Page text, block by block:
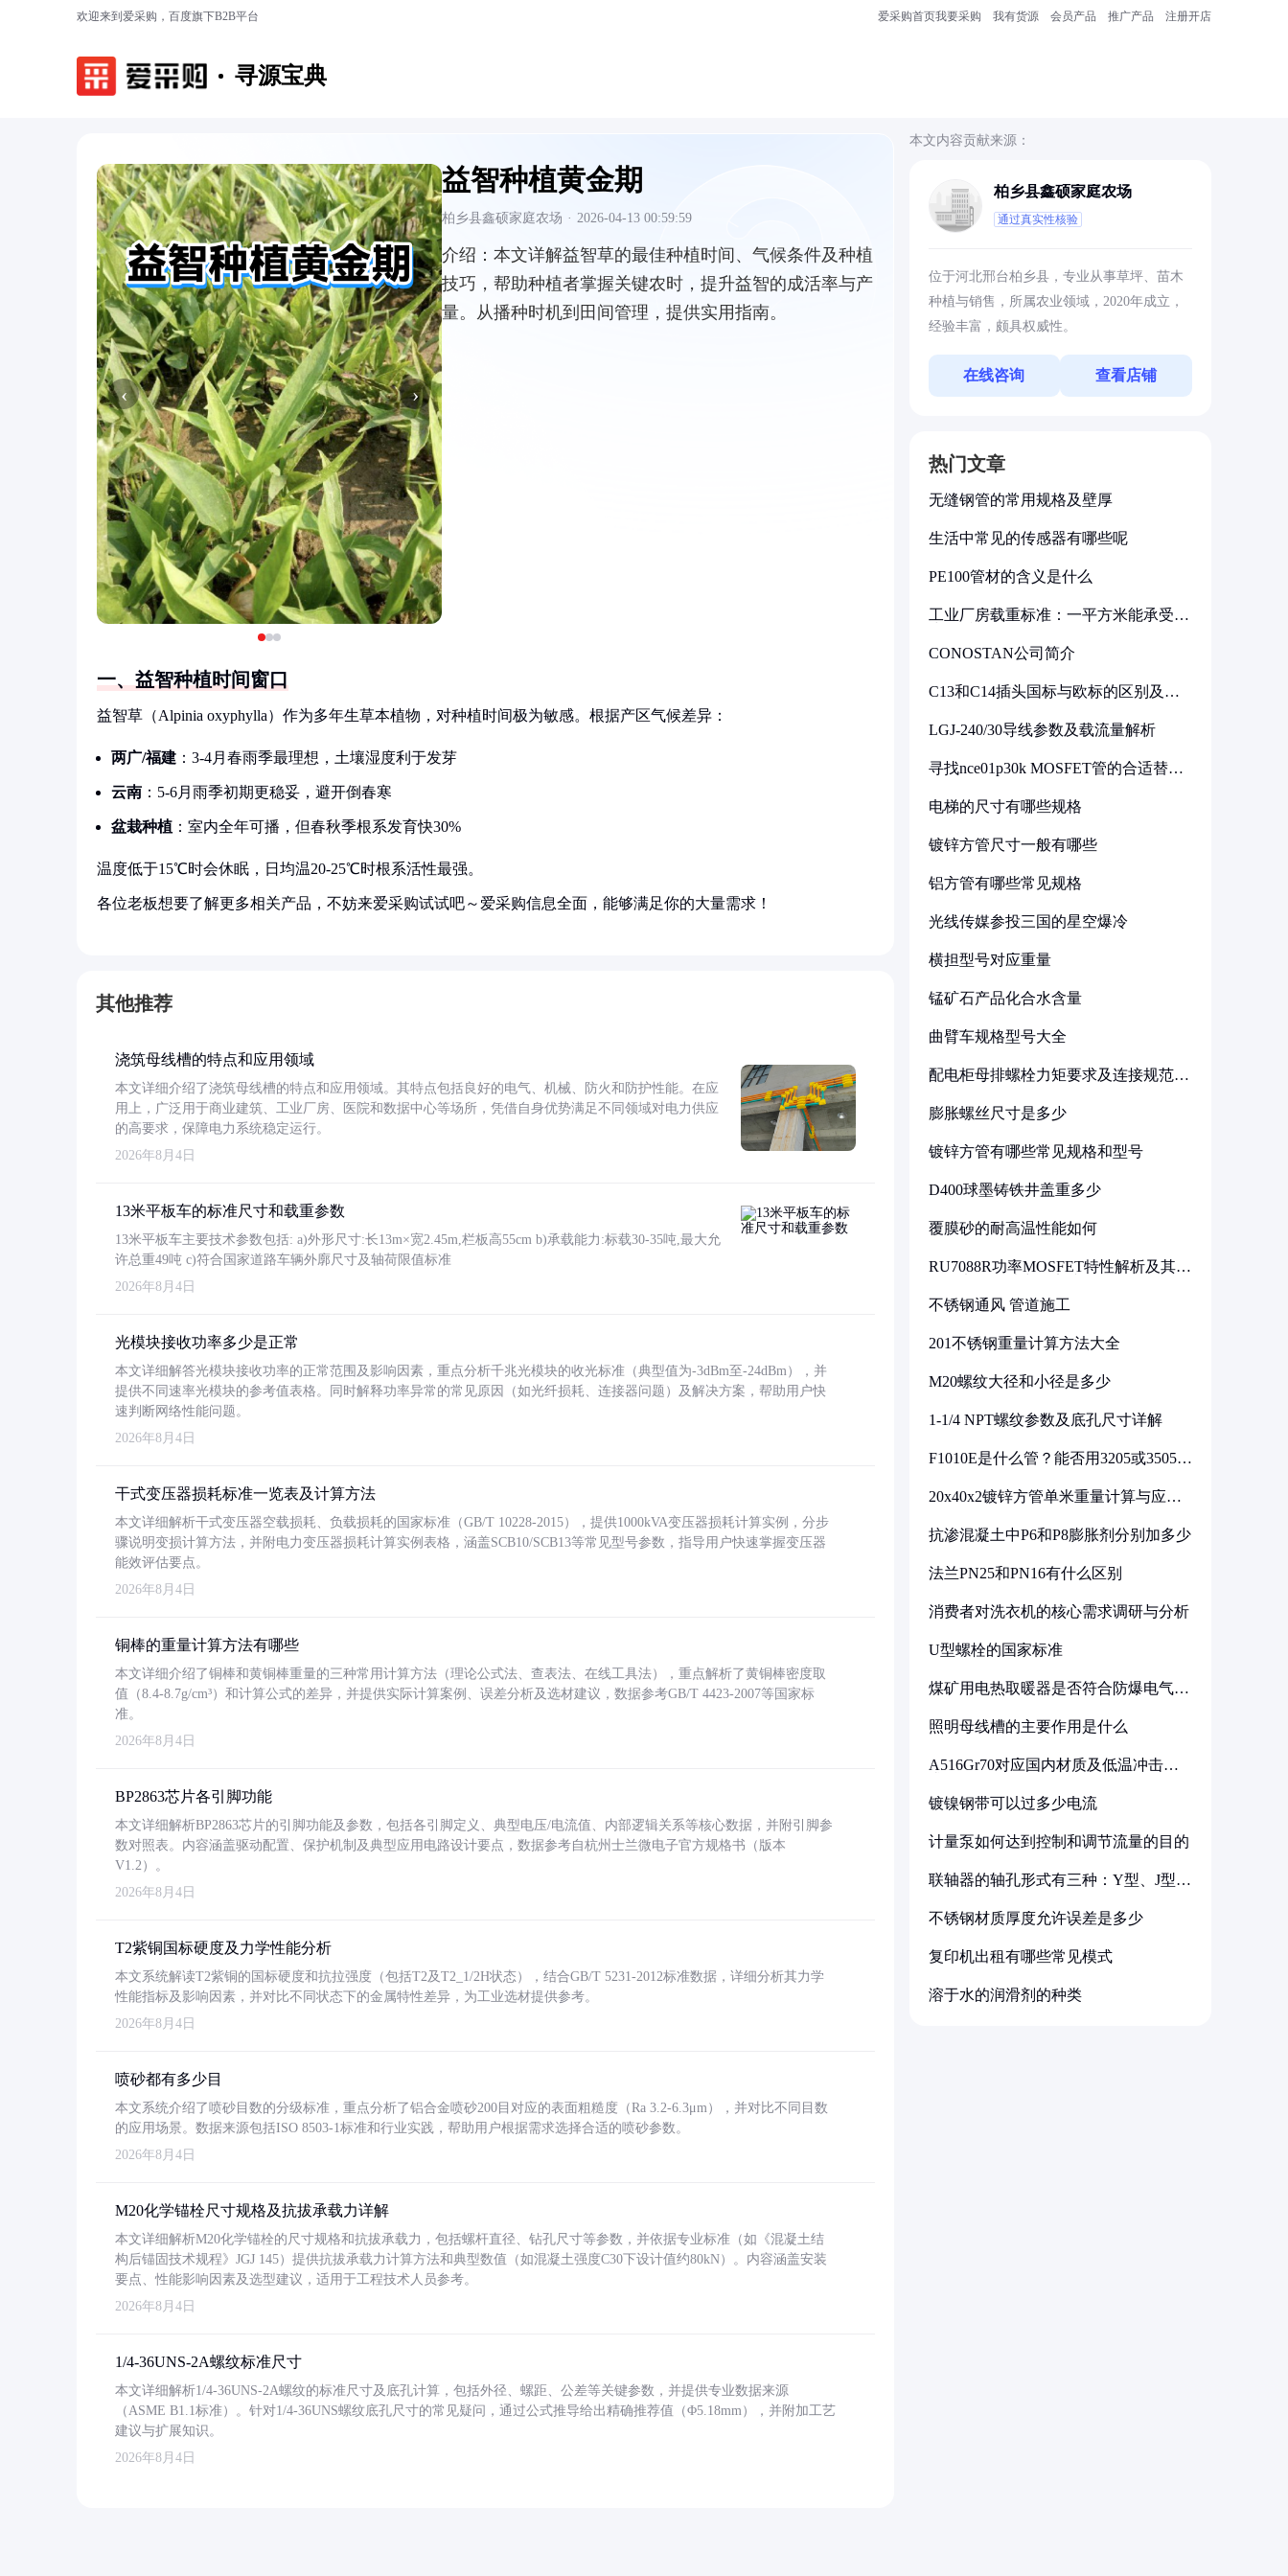
欢迎来到爱采购，百度旗下B2B平台 爱采购首页我要采购 我有货源 会员产品 推广产品 注册开店
寻源宝典
‹ ›
益智种植黄金期
柏乡县鑫硕家庭农场 · 2026-04-13 00:59:59
介绍： 本文详解益智草的最佳种植时间、气候条件及种植
技巧，帮助种植者掌握关键农时，提升益智的成活率与产
量。从播种时机到田间管理，提供实用指南。
一、益智种植时间窗口
益智草（Alpinia oxyphylla）作为多年生草本植物，对种植时间极为敏感。根据产区气候差异：
两广/福建 ：3-4月春雨季最理想，土壤湿度利于发芽
云南 ：5-6月雨季初期更稳妥，避开倒春寒
盆栽种植 ：室内全年可播，但春秋季根系发育快30%
温度低于15℃时会休眠，日均温20-25℃时根系活性最强。
各位老板想要了解更多相关产品，不妨来爱采购试试吧～爱采购信息全面，能够满足你的大量需求！
其他推荐
浇筑母线槽的特点和应用领域
本文详细介绍了浇筑母线槽的特点和应用领域。其特点包括良好的电气、机械、防火和防护性能。在应
用上，广泛用于商业建筑、工业厂房、医院和数据中心等场所，凭借自身优势满足不同领域对电力供应
的高要求，保障电力系统稳定运行。
2026年8月4日
13米平板车的标准尺寸和载重参数
13米平板车主要技术参数包括: a)外形尺寸:长13m×宽2.45m,栏板高55cm b)承载能力:标载30-35吨,最大允
许总重49吨 c)符合国家道路车辆外廓尺寸及轴荷限值标准
2026年8月4日
光模块接收功率多少是正常
本文详细解答光模块接收功率的正常范围及影响因素，重点分析千兆光模块的收光标准（典型值为-3dBm至-24dBm），并
提供不同速率光模块的参考值表格。同时解释功率异常的常见原因（如光纤损耗、连接器问题）及解决方案，帮助用户快
速判断网络性能问题。
2026年8月4日
干式变压器损耗标准一览表及计算方法
本文详细解析干式变压器空载损耗、负载损耗的国家标准（GB/T 10228-2015），提供1000kVA变压器损耗计算实例，分步
骤说明变损计算方法，并附电力变压器损耗计算实例表格，涵盖SCB10/SCB13等常见型号参数，指导用户快速掌握变压器
能效评估要点。
2026年8月4日
铜棒的重量计算方法有哪些
本文详细介绍了铜棒和黄铜棒重量的三种常用计算方法（理论公式法、查表法、在线工具法），重点解析了黄铜棒密度取
值（8.4-8.7g/cm³）和计算公式的差异，并提供实际计算案例、误差分析及选材建议，数据参考GB/T 4423-2007等国家标
准。
2026年8月4日
BP2863芯片各引脚功能
本文详细解析BP2863芯片的引脚功能及参数，包括各引脚定义、典型电压/电流值、内部逻辑关系等核心数据，并附引脚参
数对照表。内容涵盖驱动配置、保护机制及典型应用电路设计要点，数据参考自杭州士兰微电子官方规格书（版本
V1.2）。
2026年8月4日
T2紫铜国标硬度及力学性能分析
本文系统解读T2紫铜的国标硬度和抗拉强度（包括T2及T2_1/2H状态），结合GB/T 5231-2012标准数据，详细分析其力学
性能指标及影响因素，并对比不同状态下的金属特性差异，为工业选材提供参考。
2026年8月4日
喷砂都有多少目
本文系统介绍了喷砂目数的分级标准，重点分析了铝合金喷砂200目对应的表面粗糙度（Ra 3.2-6.3μm），并对比不同目数
的应用场景。数据来源包括ISO 8503-1标准和行业实践，帮助用户根据需求选择合适的喷砂参数。
2026年8月4日
M20化学锚栓尺寸规格及抗拔承载力详解
本文详细解析M20化学锚栓的尺寸规格和抗拔承载力，包括螺杆直径、钻孔尺寸等参数，并依据专业标准（如《混凝土结
构后锚固技术规程》JGJ 145）提供抗拔承载力计算方法和典型数值（如混凝土强度C30下设计值约80kN）。内容涵盖安装
要点、性能影响因素及选型建议，适用于工程技术人员参考。
2026年8月4日
1/4-36UNS-2A螺纹标准尺寸
本文详细解析1/4-36UNS-2A螺纹的标准尺寸及底孔计算，包括外径、螺距、公差等关键参数，并提供专业数据来源
（ASME B1.1标准）。针对1/4-36UNS螺纹底孔尺寸的常见疑问，通过公式推导给出精确推荐值（Φ5.18mm），并附加工艺
建议与扩展知识。
2026年8月4日
本文内容贡献来源：
柏乡县鑫硕家庭农场
通过真实性核验
位于河北邢台柏乡县，专业从事草坪、苗木
种植与销售，所属农业领域，2020年成立，
经验丰富，颇具权威性。
在线咨询 查看店铺
热门文章
无缝钢管的常用规格及壁厚
生活中常见的传感器有哪些呢
PE100管材的含义是什么
工业厂房载重标准：一平方米能承受多
CONOSTAN公司简介
C13和C14插头国标与欧标的区别及其
LGJ-240/30导线参数及载流量解析
寻找nce01p30k MOSFET管的合适替代
电梯的尺寸有哪些规格
镀锌方管尺寸一般有哪些
铝方管有哪些常见规格
光线传媒参投三国的星空爆冷
横担型号对应重量
锰矿石产品化合水含量
曲臂车规格型号大全
配电柜母排螺栓力矩要求及连接规范详
膨胀螺丝尺寸是多少
镀锌方管有哪些常见规格和型号
D400球墨铸铁井盖重多少
覆膜砂的耐高温性能如何
RU7088R功率MOSFET特性解析及其在
不锈钢通风 管道施工
201不锈钢重量计算方法大全
M20螺纹大径和小径是多少
1-1/4 NPT螺纹参数及底孔尺寸详解
F1010E是什么管？能否用3205或3505代
20x40x2镀锌方管单米重量计算与应用
抗渗混凝土中P6和P8膨胀剂分别加多少
法兰PN25和PN16有什么区别
消费者对洗衣机的核心需求调研与分析
U型螺栓的国家标准
煤矿用电热取暖器是否符合防爆电气设
照明母线槽的主要作用是什么
A516Gr70对应国内材质及低温冲击要
镀镍钢带可以过多少电流
计量泵如何达到控制和调节流量的目的
联轴器的轴孔形式有三种：Y型、J型、
不锈钢材质厚度允许误差是多少
复印机出租有哪些常见模式
溶于水的润滑剂的种类